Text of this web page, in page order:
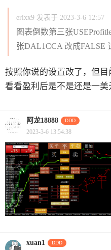
erixx9 发表于 2023-3-6 12:57
图表倒数第三张
张DAL1CCA 改成FALSE
按照你说的设置改了，但
看看盈利后是不是还是一美
阿龙18888 DDD
2023-3-6 13:54:38
xuan1 DDD